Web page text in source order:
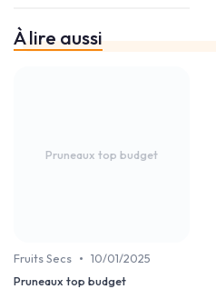
À lire aussi
Pruneaux top budget
Fruits Secs • 10/01/2025
Pruneaux top budget